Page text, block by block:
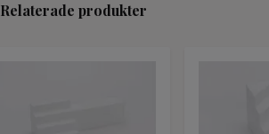
Relaterade produkter